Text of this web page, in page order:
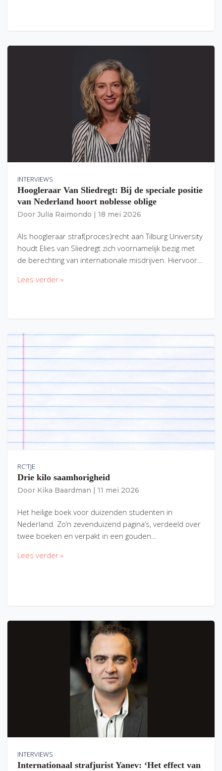
INTERVIEWS
Hoogleraar Van Sliedregt: Bij de speciale positie
van Nederland hoort noblesse oblige
Door Julia Raimondo 18 mei 2026
Als hoogleraar straf(proces)recht aan Tilburg University
houdt Elies van Sliedregt zich voornamelijk bezig met
de berechting van internationale misdrijven. Hiervoor…
Lees verder »
RC'TJE
Drie kilo saamhorigheid
Door Kika Baardman 11 mei 2026
Het heilige boek voor duizenden studenten in
Nederland. Zo’n zevenduizend pagina’s, verdeeld over
twee boeken en verpakt in een gouden…
Lees verder »
INTERVIEWS
Internationaal strafjurist Yanev: ‘Het effect van